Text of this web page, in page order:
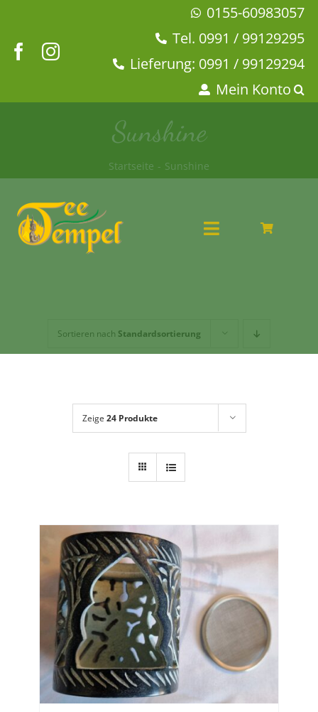
springen
0155-60983057
Tel. 0991 / 99129295
Lieferung: 0991 / 99129294
Mein Konto
Toggle
Geschirr
Sunshine
Startseite Sunshine
Sortieren nach Standardsortierung
Zeige 24 Produkte